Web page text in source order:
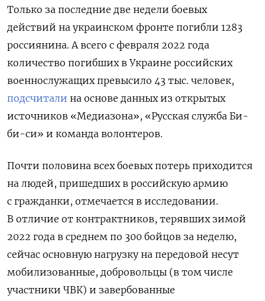
Только за последние две недели боевых
действий на украинском фронте погибли 1283
россиянина. А всего с февраля 2022 года
количество погибших в Украине российских
военнослужащих превысило 43 тыс. человек,
подсчитали на основе данных из открытых
источников «Медиазона», «Русская служба Би-
би-си» и команда волонтеров.
Почти половина всех боевых потерь приходится
на людей, пришедших в российскую армию
с гражданки, отмечается в исследовании.
В отличие от контрактников, терявших зимой
2022 года в среднем по 300 бойцов за неделю,
сейчас основную нагрузку на передовой несут
мобилизованные, добровольцы (в том числе
участники ЧВК) и завербованные